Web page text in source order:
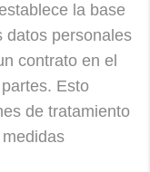
la base
datos personales
contrato en el
Esto
de tratamiento